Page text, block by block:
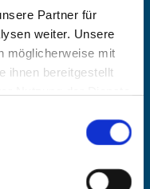
Partner für
weiter. Unsere
möglicherweise mit
ihnen bereitgestellt
weiterhin nutzen.